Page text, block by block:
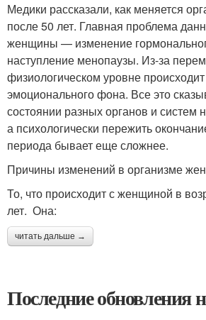
Медики рассказали, как меняется
после 50 лет. Главная проблема
женщины — изменение
наступление менопаузы. Из-за
физиологическом уровне
эмоционального фона. Все это
состоянии разных органов и систем
а психологически пережить
периода бывает еще сложнее.
Причины изменений в организме
То, что происходит с женщиной в
лет. Она:
читать дальше →
Последние обновления